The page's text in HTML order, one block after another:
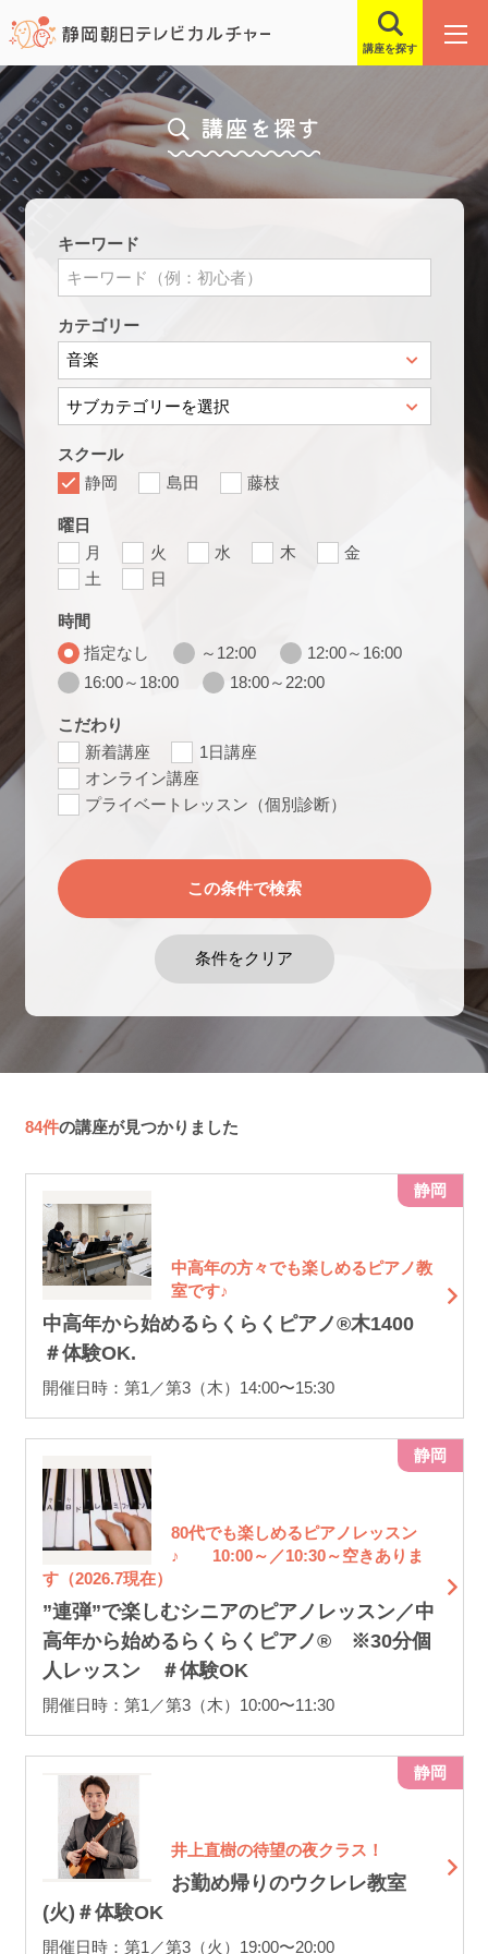
講座を探す
講座を探す
キーワード
カテゴリー
スクール
静岡
島田 藤枝
曜日
月
火 水 木
金
土
日
時間
指定なし
～12:00
12:00～16:00
16:00～18:00
18:00～22:00
こだわり
新着講座
1日講座
オンライン講座
プライベートレッスン（個別診断）
84件の講座が見つかりました
中高年の方々でも楽しめるピアノ教
室です♪
中高年から始めるらくらくピアノ®木1400
＃体験OK.
開催日時：第1／第3（木）14:00〜15:30
静岡
80代でも楽しめるピアノレッスン
♪ 10:00～／10:30～空きありま
す（2026.7現在）
”連弾”で楽しむシニアのピアノレッスン／中
高年から始めるらくらくピアノ® ※30分個
人レッスン ＃体験OK
開催日時：第1／第3（木）10:00〜11:30
静岡
井上直樹の待望の夜クラス！
お勤め帰りのウクレレ教室
(火)＃体験OK
開催日時：第1／第3（火）19:00〜20:00
静岡